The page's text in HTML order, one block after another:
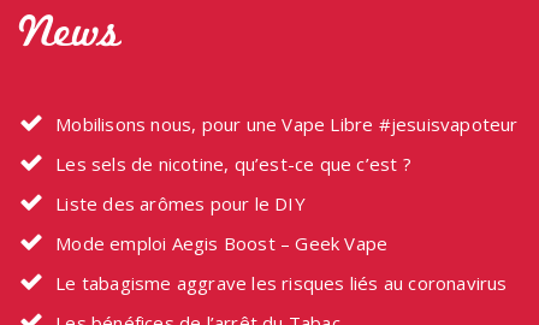
News
Mobilisons nous, pour une Vape Libre #jesuisvapoteur
Les sels de nicotine, qu’est-ce que c’est ?
Liste des arômes pour le DIY
Mode emploi Aegis Boost – Geek Vape
Le tabagisme aggrave les risques liés au coronavirus